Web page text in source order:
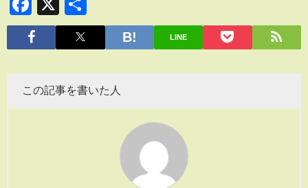
Facebook
X
有
LINE
この記事を書いた人